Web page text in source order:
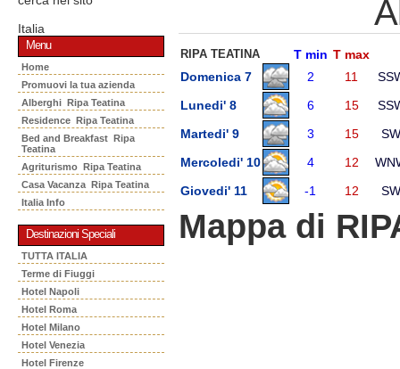
Italia
Menu
Home
Promuovi la tua azienda
Alberghi Ripa Teatina
Residence Ripa Teatina
Bed and Breakfast Ripa
Teatina
Agriturismo Ripa Teatina
Casa Vacanza Ripa Teatina
Italia Info
Destinazioni Speciali
TUTTA ITALIA
Terme di Fiuggi
Hotel Napoli
Hotel Roma
Hotel Milano
Hotel Venezia
Hotel Firenze
RIPA TEATINA T min T max
Domenica 7
2 11
Lunedi' 8
6 15
Martedi' 9
3 15
SW
Mercoledi' 10
4 12
Giovedi' 11
-1 12 SW
Mappa di